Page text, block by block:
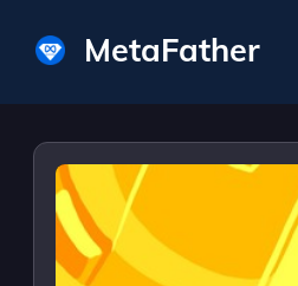
MetaFather